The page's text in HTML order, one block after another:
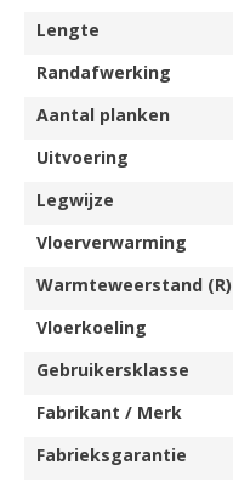
Lengte
Randafwerking
Aantal planken
Uitvoering
Legwijze
Vloerverwarming
Warmteweerstand (R)
Vloerkoeling
Gebruikersklasse
Fabrikant / Merk
Fabrieksgarantie